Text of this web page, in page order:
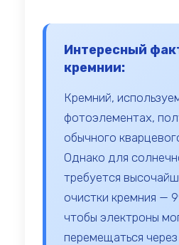
Интересный
кремнии:
Кремний,
фотоэлементах,
обычного
Однако для
требуется
очистки кремния —
чтобы электроны
перемещаться